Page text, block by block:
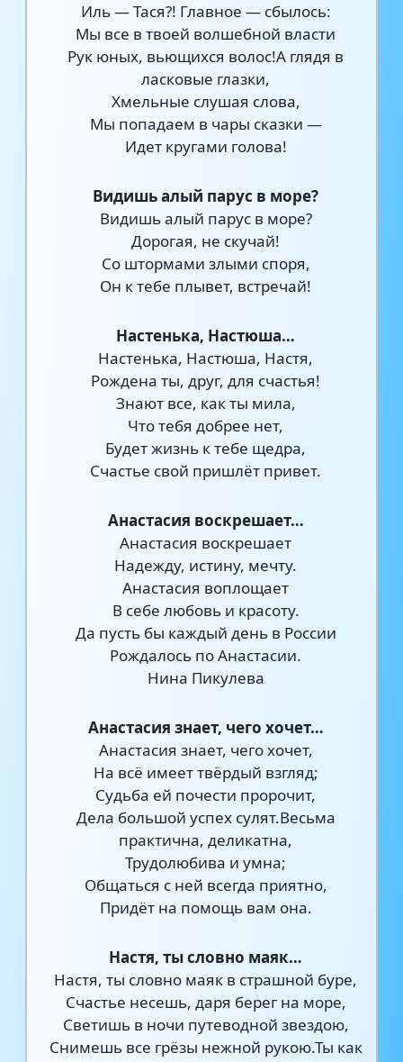
Иль — Тася?! Главное — сбылось:
Мы все в твоей волшебной власти
Рук юных, вьющихся волос!А глядя в
ласковые глазки,
Хмельные слушая слова,
Мы попадаем в чары сказки —
Идет кругами голова!
Видишь алый парус в море?
Видишь алый парус в море?
Дорогая, не скучай!
Со штормами злыми споря,
Он к тебе плывет, встречай!
Настенька, Настюша…
Настенька, Настюша, Настя,
Рождена ты, друг, для счастья!
Знают все, как ты мила,
Что тебя добрее нет,
Будет жизнь к тебе щедра,
Счастье свой пришлёт привет.
Анастасия воскрешает…
Анастасия воскрешает
Надежду, истину, мечту.
Анастасия воплощает
В себе любовь и красоту.
Да пусть бы каждый день в России
Рождалось по Анастасии.
Нина Пикулева
Анастасия знает, чего хочет…
Анастасия знает, чего хочет,
На всё имеет твёрдый взгляд;
Судьба ей почести пророчит,
Дела большой успех сулят.Весьма
практична, деликатна,
Трудолюбива и умна;
Общаться с ней всегда приятно,
Придёт на помощь вам она.
Настя, ты словно маяк…
Настя, ты словно маяк в страшной буре,
Счастье несешь, даря берег на море,
Светишь в ночи путеводной звездою,
Снимешь все грёзы нежной рукою.Ты как